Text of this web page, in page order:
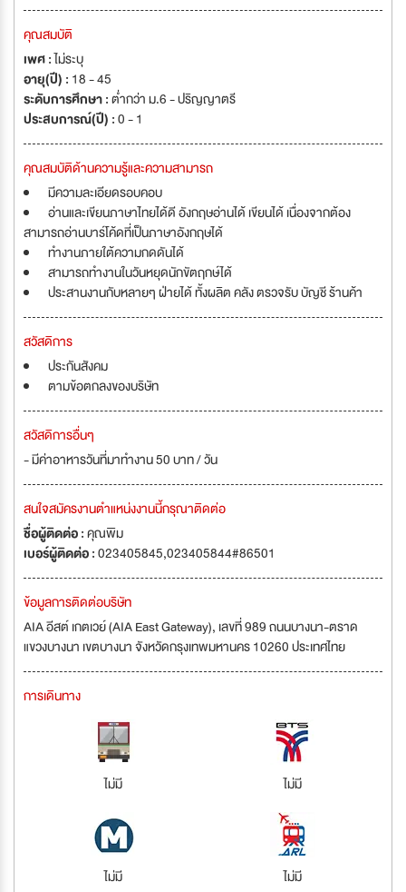
คุณสมบัติ
เพศ :ไม่ระบุ
อายุ(ปี) : 18 - 45
ระดับการศึกษา :ต่ำกว่า ม.6 - ปริญญาตรี
ประสบการณ์(ปี) :0 - 1
คุณสมบัติด้านความรู้และความสามารถ
มีความละเอียดรอบคอบ
อ่านและเขียนภาษาไทยได้ดี อังกฤษอ่านได้ เขียนได้ เนื่องจากต้อง
สามารถอ่านบาร์โค้ดที่เป็นภาษาอังกฤษได้
ทำงานภายใต้ความกดดันได้
สามารถทำงานในวันหยุดนักขัตฤกษ์ได้
ประสานงานกับหลายๆ ฝ่ายได้ ทั้งผลิต คลัง ตรวจรับ บัญชี ร้านค้า
สวัสดิการ
ประกันสังคม
ตามข้อตกลงของบริษัท
สวัสดิการอื่นๆ
- มีค่าอาหารวันที่มาทำงาน 50 บาท / วัน
สนใจสมัครงานตำแหน่งงานนี้กรุณาติดต่อ
ชื่อผู้ติดต่อ :คุณพิม
เบอร์ผู้ติดต่อ :023405845,023405844#86501
ข้อมูลการติดต่อบริษัท
AIA อีสต์ เกตเวย์ (AIA East Gateway), เลขที่ 989 ถนนบางนา-ตราด
แขวงบางนา เขตบางนา จังหวัดกรุงเทพมหานคร 10260 ประเทศไทย
การเดินทาง
ไม่มี ไม่มี
ไม่มี ไม่มี